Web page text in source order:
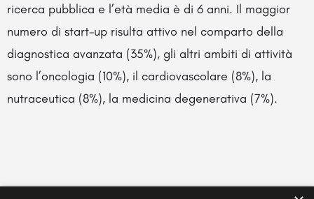
ricerca pubblica e l’età media è di 6 anni. Il maggior
numero di start-up risulta attivo nel comparto della
diagnostica avanzata (35%), gli altri ambiti di attività
sono l’oncologia (10%), il cardiovascolare (8%), la
nutraceutica (8%), la medicina degenerativa (7%).